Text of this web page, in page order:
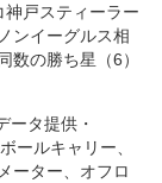
戸スティーラー
ンイーグルス相
数の勝ち星（6）
タ提供・
ールキャリー、
ーター、オフロ